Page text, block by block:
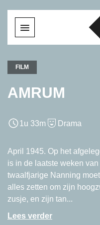
FILM
AMRUM
1u 33m Drama
April 1945. Op het
is in de laatste weken
twaalfjarige Nanning
alles zetten om zijn
zusje, en zijn tan...
Lees verder